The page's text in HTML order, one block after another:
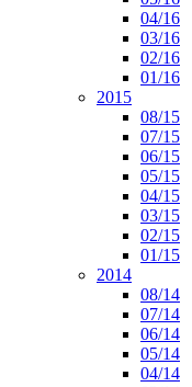
04/16
03/16
02/16
01/16
2015
08/15
07/15
06/15
05/15
04/15
03/15
02/15
01/15
2014
08/14
07/14
06/14
05/14
04/14